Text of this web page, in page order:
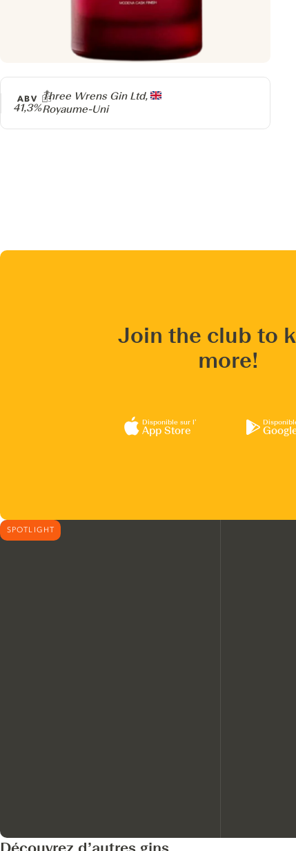
Producteur
Three Wrens Gin Ltd,
Royaume-Uni
ABV
41,3%
Join the club to
more!
Disponible sur l’
App Store
SPOTLIGHT